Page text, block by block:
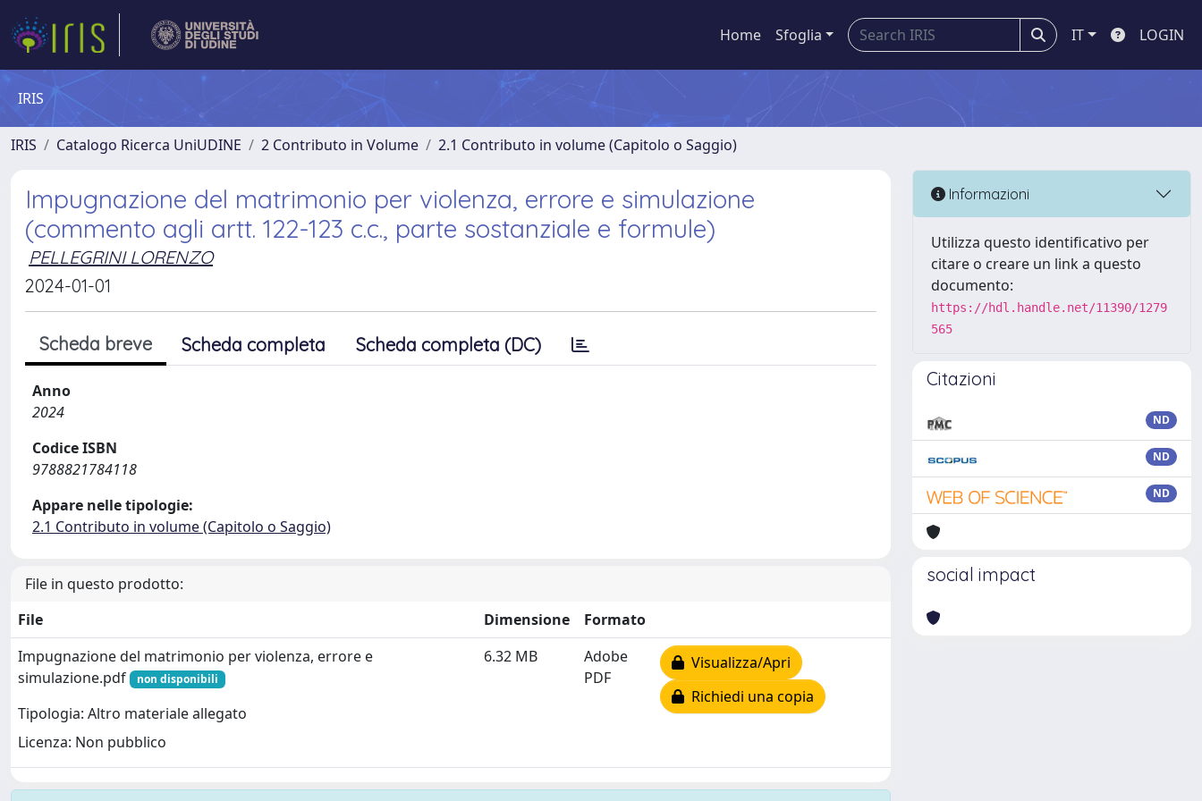
Home Sfoglia IT LOGIN
IRIS
IRIS Catalogo Ricerca UniUDINE 2 Contributo in Volume 2.1 Contributo in volume (Capitolo o Saggio)
Impugnazione del matrimonio per violenza, errore e simulazione
(commento agli artt. 122-123 c.c., parte sostanziale e formule)
PELLEGRINI LORENZO
2024-01-01
Scheda breve Scheda completa Scheda completa (DC)
Anno
2024
Codice ISBN
9788821784118
Appare nelle tipologie:
2.1 Contributo in volume (Capitolo o Saggio)
File in questo prodotto:
File
Dimensione
Formato
Impugnazione del matrimonio per violenza, errore e
simulazione.pdf
non disponibili
Tipologia: Altro materiale allegato
Licenza: Non pubblico
6.32 MB
Adobe
PDF
Visualizza/Apri
Richiedi una copia
Informazioni
Utilizza questo identificativo per
citare o creare un link a questo
documento:
https://hdl.handle.net/11390/1279
565
Citazioni
ND
ND
ND
social impact